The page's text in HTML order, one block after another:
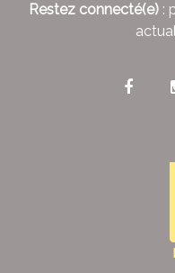
Restez connecté(e):